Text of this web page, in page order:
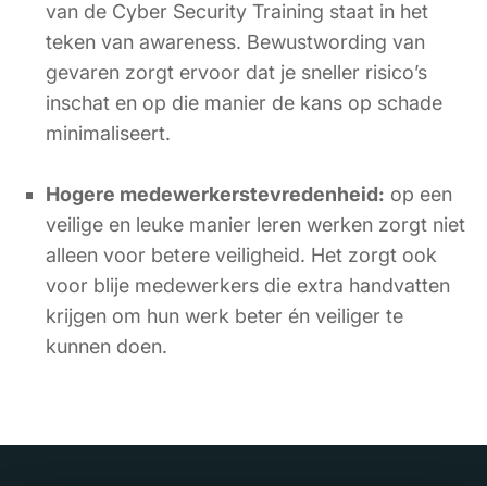
van de Cyber Security Training staat in het
teken van awareness. Bewustwording van
gevaren zorgt ervoor dat je sneller risico’s
inschat en op die manier de kans op schade
minimaliseert.
Hogere medewerkerstevredenheid: op een
veilige en leuke manier leren werken zorgt niet
alleen voor betere veiligheid. Het zorgt ook
voor blije medewerkers die extra handvatten
krijgen om hun werk beter én veiliger te
kunnen doen.